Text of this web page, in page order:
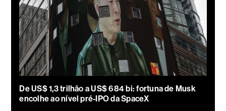
De US$ 1,3 trilhão a US$ 684 bi: fortuna de Musk
encolhe ao nível pré-IPO da SpaceX